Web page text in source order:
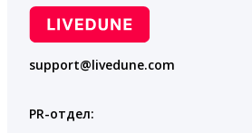
support@livedune.com
PR-отдел: